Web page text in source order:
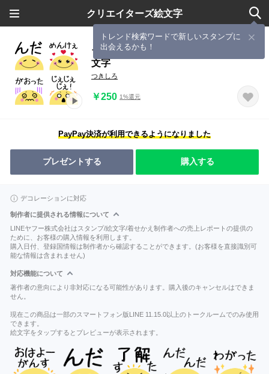
クリエイターズ絵文字
トレンド検索ワードで新しいスタンプに
出会えるかも！
ちらっと動くニコちゃん♦岩手弁の絵
文字
つきしろ
￥250 1%還元
PayPay決済が利用できるようになりました
プレゼントする 購入する
デコレーションに対応
制作者に提供される情報について
LINEヤフー株式会社はスタンプ/絵文字/着せかえ制作者への売上レポートの提供の
ために、お客様の購入情報を利用します。
購入日付、登録国情報は制作者から確認することができます。(お客様を直接識別可
能な情報は含まれません)
対応機能について
著作者の意向により非対応になる可能性があります。購入後のキャンセルはできま
せん。
現在この商品は一部のスマートフォン版LINE 11.15.0以上のトークルームでのみ使用
できます。
絵文字をタップするとプレビューが表示されます。